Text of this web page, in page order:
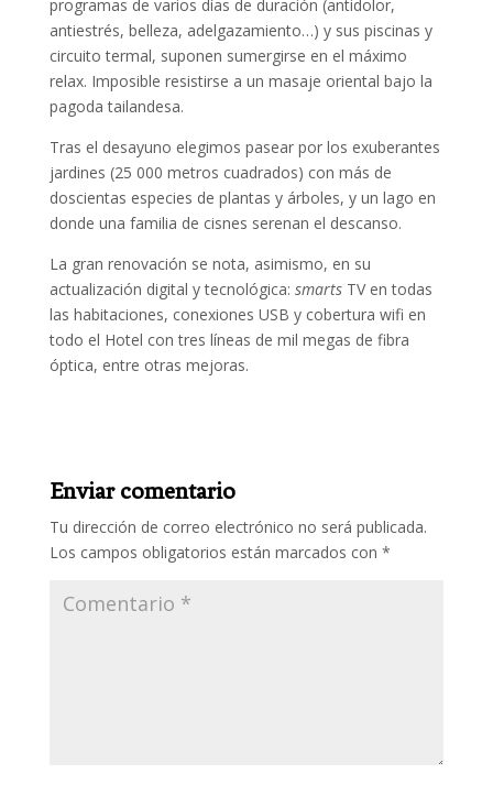
programas de varios días de duración (antidolor,
antiestrés, belleza, adelgazamiento…) y sus piscinas y
circuito termal, suponen sumergirse en el máximo
relax. Imposible resistirse a un masaje oriental bajo la
pagoda tailandesa.
Tras el desayuno elegimos pasear por los exuberantes
jardines (25 000 metros cuadrados) con más de
doscientas especies de plantas y árboles, y un lago en
donde una familia de cisnes serenan el descanso.
La gran renovación se nota, asimismo, en su
actualización digital y tecnológica: smartsTV en todas
las habitaciones, conexiones USB y cobertura wifi en
todo el Hotel con tres líneas de mil megas de fibra
óptica, entre otras mejoras.
Enviar comentario
Tu dirección de correo electrónico no será publicada.
Los campos obligatorios están marcados con *